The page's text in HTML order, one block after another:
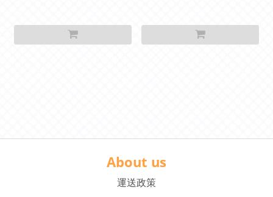
About us
運送政策